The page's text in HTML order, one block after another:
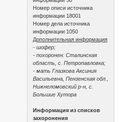
Номер описи источника
информации 18001
Номер дела источника
информации 1050
Дополнительная информация
- шофер;
- похоронен: Сталинская
область, с. Петропавловка;
- мать Глазкова Аксиния
Васильевна, Пензенская обл.,
Нижнеломовский р-н, с.
Большие Хутора
Информация из списков
захоронения